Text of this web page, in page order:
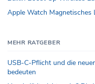
Apple Watch Magnetisches
MEHR RATGEBER
USB-C-Pflicht und die
bedeuten